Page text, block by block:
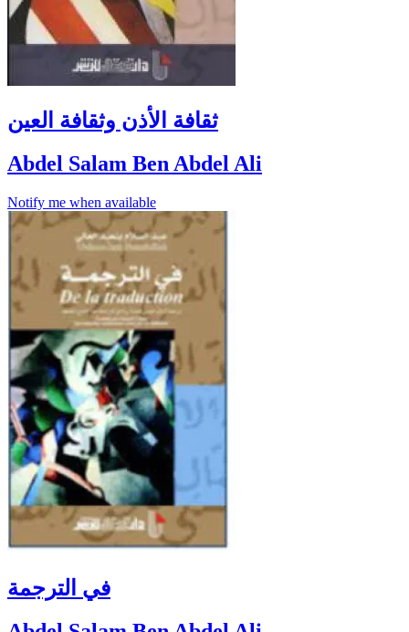
ثقافة الأذن وثقافة العين
Abdel Salam Ben Abdel Ali
Notify me when available
في الترجمة